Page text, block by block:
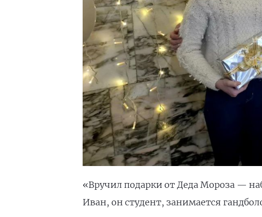
«Вручил подарки от Деда Мороза —
Иван, он студент, занимается